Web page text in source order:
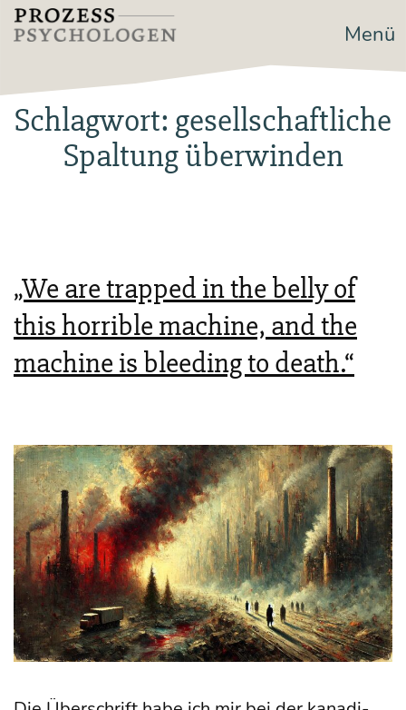
Zum
Inhalt
Prozesspsychologen Menü
Schlagwort: gesellschaftliche
Spaltung überwinden
„We are trapped in the belly of
this horrible machine, and the
machine is bleeding to death.“